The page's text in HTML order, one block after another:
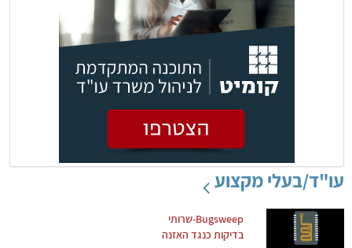
עו"ד/בעלי מקצוע
Bugsweep-שרותי
בדיקות כנגד האזנה